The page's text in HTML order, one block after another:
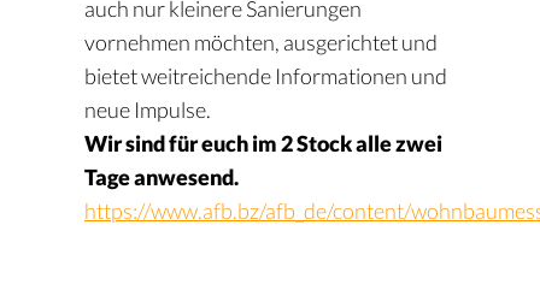
auch nur kleinere Sanierungen
vornehmen möchten, ausgerichtet und
bietet weitreichende Informationen und
neue Impulse.
Wir sind für euch im 2 Stock alle zwei
Tage anwesend.
https://www.afb.bz/afb_de/content/